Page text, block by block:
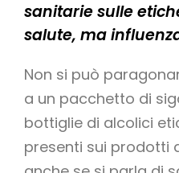
sanitarie sulle
salute, ma
Non si può
a un pacchetto di
bottiglie di alcolici
presenti sui prodotti